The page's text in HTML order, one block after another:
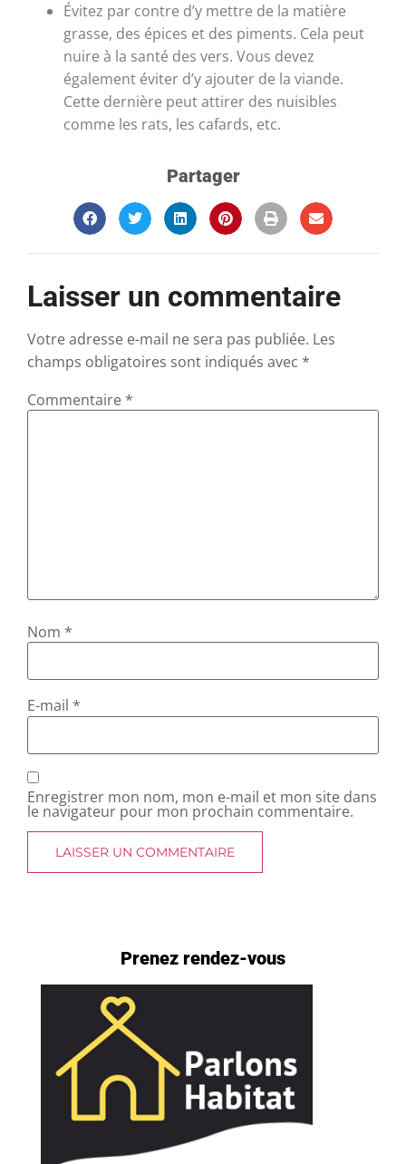
Évitez par contre d’y mettre de la matière
grasse, des épices et des piments. Cela peut
nuire à la santé des vers. Vous devez
également éviter d’y ajouter de la viande.
Cette dernière peut attirer des nuisibles
comme les rats, les cafards, etc.
Partager
Laisser un commentaire
Votre adresse e-mail ne sera pas publiée. Les
champs obligatoires sont indiqués avec *
Commentaire *
Nom *
E-mail *
Enregistrer mon nom, mon e-mail et mon site dans
le navigateur pour mon prochain commentaire.
Prenez rendez-vous